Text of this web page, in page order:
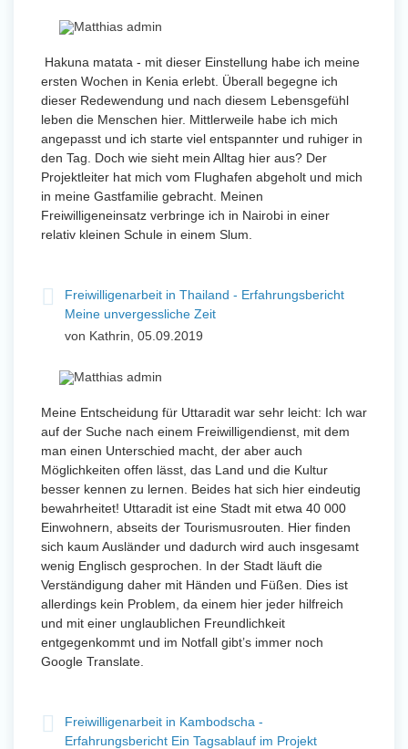
Hakuna matata - mit dieser Einstellung habe ich meine
ersten Wochen in Kenia erlebt. Überall begegne ich
dieser Redewendung und nach diesem Lebensgefühl
leben die Menschen hier. Mittlerweile habe ich mich
angepasst und ich starte viel entspannter und ruhiger in
den Tag. Doch wie sieht mein Alltag hier aus? Der
Projektleiter hat mich vom Flughafen abgeholt und mich
in meine Gastfamilie gebracht. Meinen
Freiwilligeneinsatz verbringe ich in Nairobi in einer
relativ kleinen Schule in einem Slum.
Freiwilligenarbeit in Thailand - Erfahrungsbericht
Meine unvergessliche Zeit
von Kathrin, 05.09.2019
Meine Entscheidung für Uttaradit war sehr leicht: Ich war
auf der Suche nach einem Freiwilligendienst, mit dem
man einen Unterschied macht, der aber auch
Möglichkeiten offen lässt, das Land und die Kultur
besser kennen zu lernen. Beides hat sich hier eindeutig
bewahrheitet! Uttaradit ist eine Stadt mit etwa 40 000
Einwohnern, abseits der Tourismusrouten. Hier finden
sich kaum Ausländer und dadurch wird auch insgesamt
wenig Englisch gesprochen. In der Stadt läuft die
Verständigung daher mit Händen und Füßen. Dies ist
allerdings kein Problem, da einem hier jeder hilfreich
und mit einer unglaublichen Freundlichkeit
entgegenkommt und im Notfall gibt’s immer noch
Google Translate.
Freiwilligenarbeit in Kambodscha -
Erfahrungsbericht Ein Tagsablauf im Projekt